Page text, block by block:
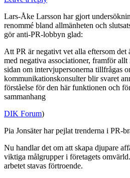
Lars-Åke Larsson har gjort
renommé bland allmänheten och
gör anti-PR-lobbyn glad:
Att PR är negativt vet alla eftersom det
med negativa associationer, framför
sidan om intervjupersonerna tillfrågas
kommunikationskonsulter blir svaret
förståelse för den här funktionen och
sammanhang
DIK Forum)
Pia Jonsäter har pejlat trenderna i PR-
Nu handlar det om att skapa djupare
viktiga målgrupper i företagets
arbetet stavas förtroende.